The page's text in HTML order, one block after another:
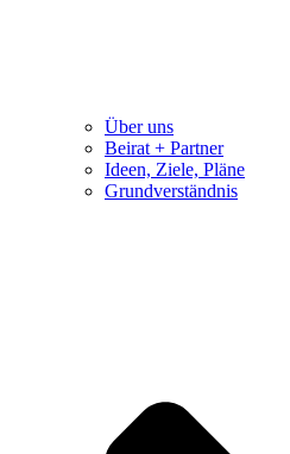
Über uns
Beirat + Partner
Ideen, Ziele, Pläne
Grundverständnis